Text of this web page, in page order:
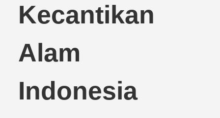
Kecantikan
Alam
Indonesia